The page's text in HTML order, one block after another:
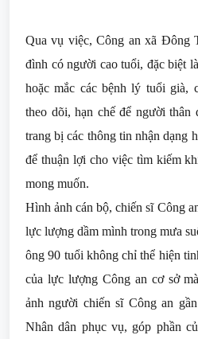
Qua vụ việc, Công an xã Đông
đình có người cao tuổi, đặc biệt
hoặc mắc các bệnh lý tuổi già,
theo dõi, hạn chế để người
trang bị các thông tin nhận dạng
để thuận lợi cho việc tìm kiếm
mong muốn.
Hình ảnh cán bộ, chiến sĩ Công
lực lượng dầm mình trong mưa
ông 90 tuổi không chỉ thể hiện
của lực lượng Công an cơ sở
ảnh người chiến sĩ Công an
Nhân dân phục vụ, góp phần